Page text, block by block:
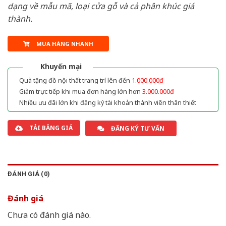
dạng về mẫu mã, loại cửa gỗ và cả phân khúc giá
thành.
MUA HÀNG NHANH
Khuyến mại
Quà tặng đồ nội thất trang trí lên đến 1.000.000đ
Giảm trực tiếp khi mua đơn hàng lớn hơn 3.000.000đ
Nhiều ưu đãi lớn khi đăng ký tài khoản thành viên thân thiết
TẢI BẢNG GIÁ ĐĂNG KÝ TƯ VẤN
ĐÁNH GIÁ (0)
Đánh giá
Chưa có đánh giá nào.